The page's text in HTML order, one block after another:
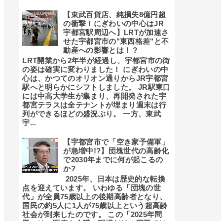
【東武百貨店、純損失8億円超
の衝撃！にぎわいの中心はJR
宇都宮駅周辺へ】LRTが加速さ
せた宇都宮市の"東西格差"と不
動産への影響とは！？
LRT開業から2年半が経過し、宇都宮市の街
の姿は確実に変わりました！ にぎわいの中
心は、かつてのオリオン通りからJR宇都宮
駅へと明らかにシフトしました。 JR駅東口
には中高大学生が集まり、再開発された宇
都宮テラスは全テナントが埋まり週末は行
列ができるほどの盛況ぶり。 一方、東武
宇...
【宇都宮市で「空き家予備軍」
が急増中!?】団塊世代の高齢化
で2030年までに何が起こるの
か?
2025年、日本は歴史的な転換
点を迎えています。 いわゆる「団塊の世
代」が全員75歳以上の後期高齢者となり、
国民の約5人に1人が75歳以上という超高齢
社会が到来したのです。 この「2025年問